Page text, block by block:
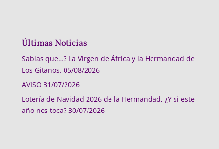
Últimas Noticias
Sabias que…? La Virgen de África y la Hermandad de
Los Gitanos. 05/08/2026
AVISO 31/07/2026
Lotería de Navidad 2026 de la Hermandad, ¿Y si este
año nos toca? 30/07/2026